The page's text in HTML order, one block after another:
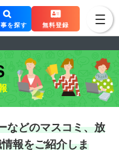
事を探す 無料登録
などのマスコミ、放
報をご紹介しま